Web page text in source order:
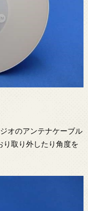
オのアンテナケーブル
り取り外したり角度を